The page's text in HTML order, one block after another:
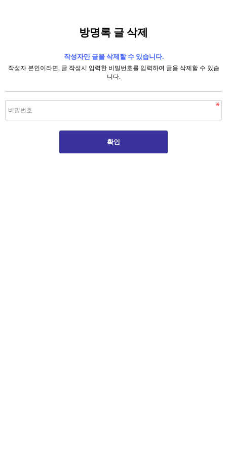
방명록 글 삭제
작성자만 글을 삭제할 수 있습니다.
작성자 본인이라면, 글 작성시 입력한 비밀번호를 입력하여 글을 삭제할 수 있습
니다.